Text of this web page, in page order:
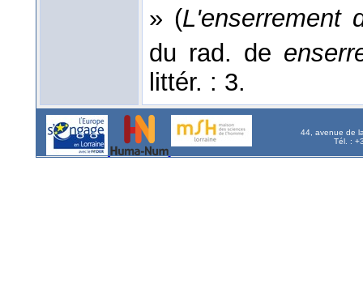
» (L'enserrement
du rad. de
littér. : 3.
44, avenue de
Tél. :